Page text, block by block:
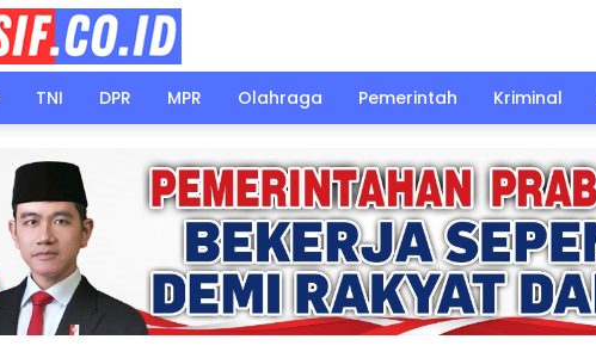
TNI DPR MPR Olahraga Pemerintah Kriminal